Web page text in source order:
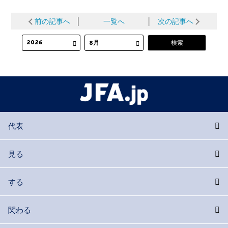
前の記事へ 一覧へ 次の記事へ
代表
見る
する
関わる